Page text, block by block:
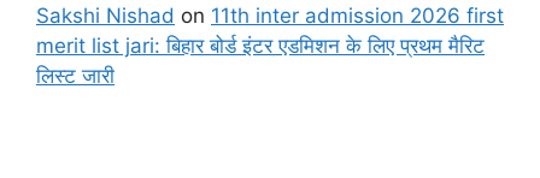
Sakshi Nishad on 11th inter admission 2026 first
merit list jari: बिहार बोर्ड इंटर एडमिशन के लिए प्रथम मैरिट
लिस्ट जारी